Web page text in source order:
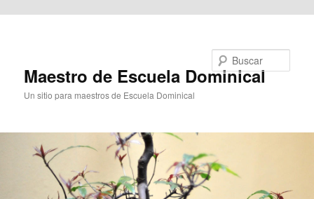
Maestro de Escuela Dominical
Un sitio para maestros de Escuela Dominical